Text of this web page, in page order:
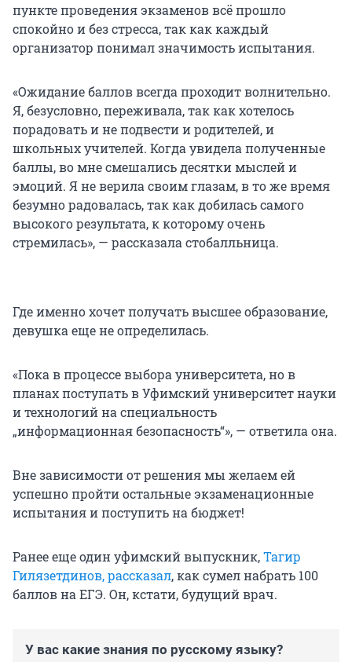
пункте проведения экзаменов всё прошло
спокойно и без стресса, так как каждый
организатор понимал значимость испытания.
«Ожидание баллов всегда проходит волнительно.
Я, безусловно, переживала, так как хотелось
порадовать и не подвести и родителей, и
школьных учителей. Когда увидела полученные
баллы, во мне смешались десятки мыслей и
эмоций. Я не верила своим глазам, в то же время
безумно радовалась, так как добилась самого
высокого результата, к которому очень
стремилась», — рассказала стобалльница.
Где именно хочет получать высшее образование,
девушка еще не определилась.
«Пока в процессе выбора университета, но в
планах поступать в Уфимский университет науки
и технологий на специальность
„информационная безопасность“», — ответила она.
Вне зависимости от решения мы желаем ей
успешно пройти остальные экзаменационные
испытания и поступить на бюджет!
Ранее еще один уфимский выпускник,Тагир
Гилязетдинов, рассказал, как сумел набрать 100
баллов на ЕГЭ. Он, кстати, будущий врач.
У вас какие знания по русскому языку?